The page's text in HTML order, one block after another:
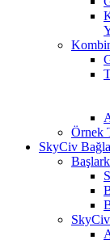
Örnek
SkyCiv
SkyCiv